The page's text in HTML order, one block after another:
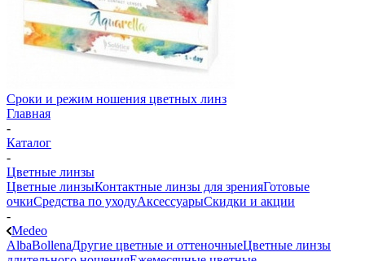
Сроки и режим ношения цветных линз
Главная
-
Каталог
-
Цветные линзы
Цветные линзыКонтактные линзы для зренияГотовые
очкиСредства по уходуАксессуарыСкидки и акции
-
Medeo
AlbaBollenaДругие цветные и оттеночныеЦветные линзы